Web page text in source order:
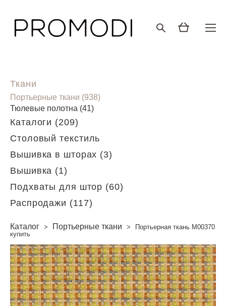
Ткани
Портьерные ткани (938)
Тюлевые полотна (41)
Каталоги (209)
Столовый текстиль
Вышивка в шторах (3)
Вышивка (1)
Подхваты для штор (60)
Распродажи (117)
Каталог > Портьерные ткани >
Портьерная ткань M00370
купить